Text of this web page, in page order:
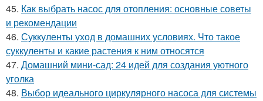
45. Как выбрать насос для отопления: основные советы
и рекомендации
46. Суккуленты уход в домашних условиях. Что такое
суккуленты и какие растения к ним относятся
47. Домашний мини-сад: 24 идей для создания уютного
уголка
48. Выбор идеального циркулярного насоса для системы